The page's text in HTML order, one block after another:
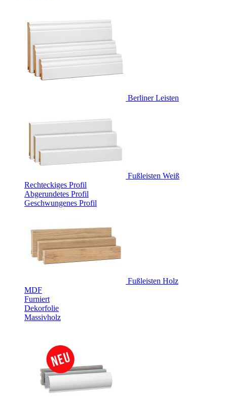
Berliner Leisten
Fußleisten Weiß
Rechteckiges Profil
Abgerundetes Profil
Geschwungenes Profil
Fußleisten Holz
MDF
Furniert
Dekorfolie
Massivholz